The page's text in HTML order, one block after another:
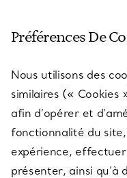
SERVICES
À PROPOS
Préférences De
Nous utilisons des
similaires (« Cookies
afin d’opérer et
fonctionnalité du
expérience,
présenter, ainsi qu’à